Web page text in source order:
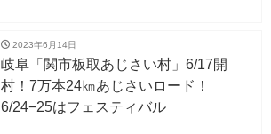
2023年6月14日
岐阜「関市板取あじさい村」6/17開
村！7万本24㎞あじさいロード！
6/24−25はフェスティバル